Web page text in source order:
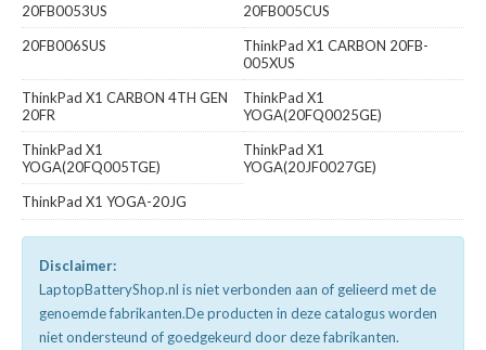
20FB0053US
20FB005CUS
20FB006SUS
ThinkPad X1 CARBON 20FB-
005XUS
ThinkPad X1 CARBON 4TH GEN
20FR
ThinkPad X1
YOGA(20FQ0025GE)
ThinkPad X1
YOGA(20FQ005TGE)
ThinkPad X1
YOGA(20JF0027GE)
ThinkPad X1 YOGA-20JG
Disclaimer:
LaptopBatteryShop.nl is niet verbonden aan of gelieerd met de
genoemde fabrikanten.De producten in deze catalogus worden
niet ondersteund of goedgekeurd door deze fabrikanten.